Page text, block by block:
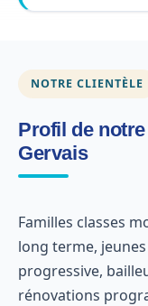
NOTRE CLIENTÈLE
Profil de
Gervais
Familles classes
long terme,
progressive,
rénovations